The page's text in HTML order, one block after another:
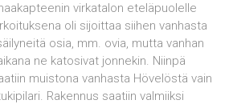
virkatalon eteläpuolelle
oli sijoittaa siihen vanhasta
osia, mm. ovia, mutta vanhan
ne katosivat jonnekin. Niinpä
muistona vanhasta Hövelöstä vain
Rakennus saatiin valmiiksi